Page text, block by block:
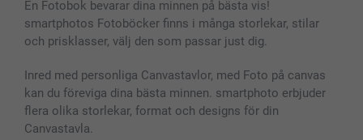
Skal till Mobil & Surfplatta
MyNameBook
Fotoramar & Tillbehör
Presentkort
Alla fotoprodukter
Sitemap
Villkor och garantier
smartbonus
Priser & betalning
En Fotobok bevarar dina minnen på bästa vis!
smartphotos Fotoböcker finns i många storlekar, stilar
och prisklasser, välj den som passar just dig.
Inred med personliga Canvastavlor, med Foto på canvas
kan du föreviga dina bästa minnen. smartphoto erbjuder
flera olika storlekar, format och designs för din
Canvastavla.